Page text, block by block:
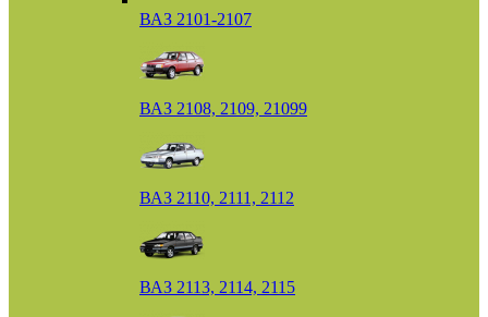
ВАЗ 2101-2107
ВАЗ 2108, 2109, 21099
ВАЗ 2110, 2111, 2112
ВАЗ 2113, 2114, 2115